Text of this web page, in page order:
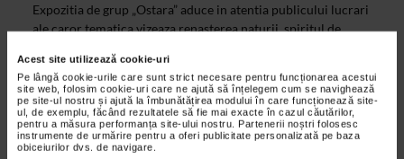
Acest site utilizează cookie-uri
Pe lângă cookie-urile care sunt strict necesare pentru funcționarea acestui
site web, folosim cookie-uri care ne ajută să înțelegem cum se navighează
pe site-ul nostru și ajută la îmbunătățirea modului în care funcționează site-
ul, de exemplu, făcând rezultatele să fie mai exacte în cazul căutărilor,
pentru a măsura performanța site-ului nostru. Partenerii noștri folosesc
instrumente de urmărire pentru a oferi publicitate personalizată pe baza
obiceiurilor dvs. de navigare.
Expozitia de grup „Ostara” aduce in atentia publicului lucrari
ale caror tematica vizeaza renasterea naturii, spiritul de